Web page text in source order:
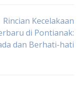
Rincian Kecelakaan
di Pontianak:
dan Berhati-hati